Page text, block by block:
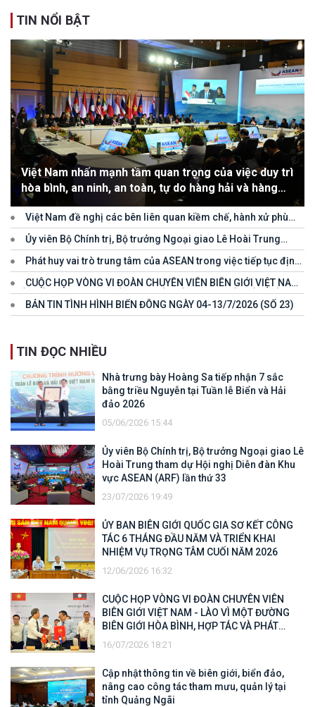
TIN NỔI BẬT
Việt Nam nhấn mạnh tầm quan trọng của việc duy trì
hòa bình, an ninh, an toàn, tự do hàng hải và hàng
không
Việt Nam đề nghị các bên liên quan kiềm chế, hành xử phù
hợp với luật pháp quốc tế, tôn trọng quyền chủ quyền và quyền tài
phán đối với vùng đặc quyền kinh tế và thềm lục địa của quốc gia
ven biển
Ủy viên Bộ Chính trị, Bộ trưởng Ngoại giao Lê Hoài Trung
tham dự Hội nghị Diễn đàn Khu vực ASEAN (ARF) lần thứ 33
Phát huy vai trò trung tâm của ASEAN trong việc tiếp tục định
hướng cho đối thoại và hợp tác ở khu vực
CUỘC HỌP VÒNG VI ĐOÀN CHUYÊN VIÊN BIÊN GIỚI VIỆT NAM
- LÀO VÌ MỘT ĐƯỜNG BIÊN GIỚI HÒA BÌNH, HỢP TÁC VÀ PHÁT
TRIỂNBẢN TIN TÌNH HÌNH BIỂN ĐÔNG NGÀY 04-13/7/2026 (SỐ 23)
TIN ĐỌC NHIỀU
Nhà trưng bày Hoàng Sa tiếp nhận 7 sắc
bằng triều Nguyễn tại Tuần lễ Biển và Hải
đảo 2026
05/06/2026 15:44
Ủy viên Bộ Chính trị, Bộ trưởng Ngoại giao Lê
Hoài Trung tham dự Hội nghị Diễn đàn Khu
vực ASEAN (ARF) lần thứ 33
23/07/2026 19:49
ỦY BAN BIÊN GIỚI QUỐC GIA SƠ KẾT CÔNG
TÁC 6 THÁNG ĐẦU NĂM VÀ TRIỂN KHAI
NHIỆM VỤ TRỌNG TÂM CUỐI NĂM 2026
12/06/2026 16:32
CUỘC HỌP VÒNG VI ĐOÀN CHUYÊN VIÊN
BIÊN GIỚI VIỆT NAM - LÀO VÌ MỘT ĐƯỜNG
BIÊN GIỚI HÒA BÌNH, HỢP TÁC VÀ PHÁT
TRIỂN
16/07/2026 18:21
Cập nhật thông tin về biên giới, biển đảo,
nâng cao công tác tham mưu, quản lý tại
tỉnh Quảng Ngãi